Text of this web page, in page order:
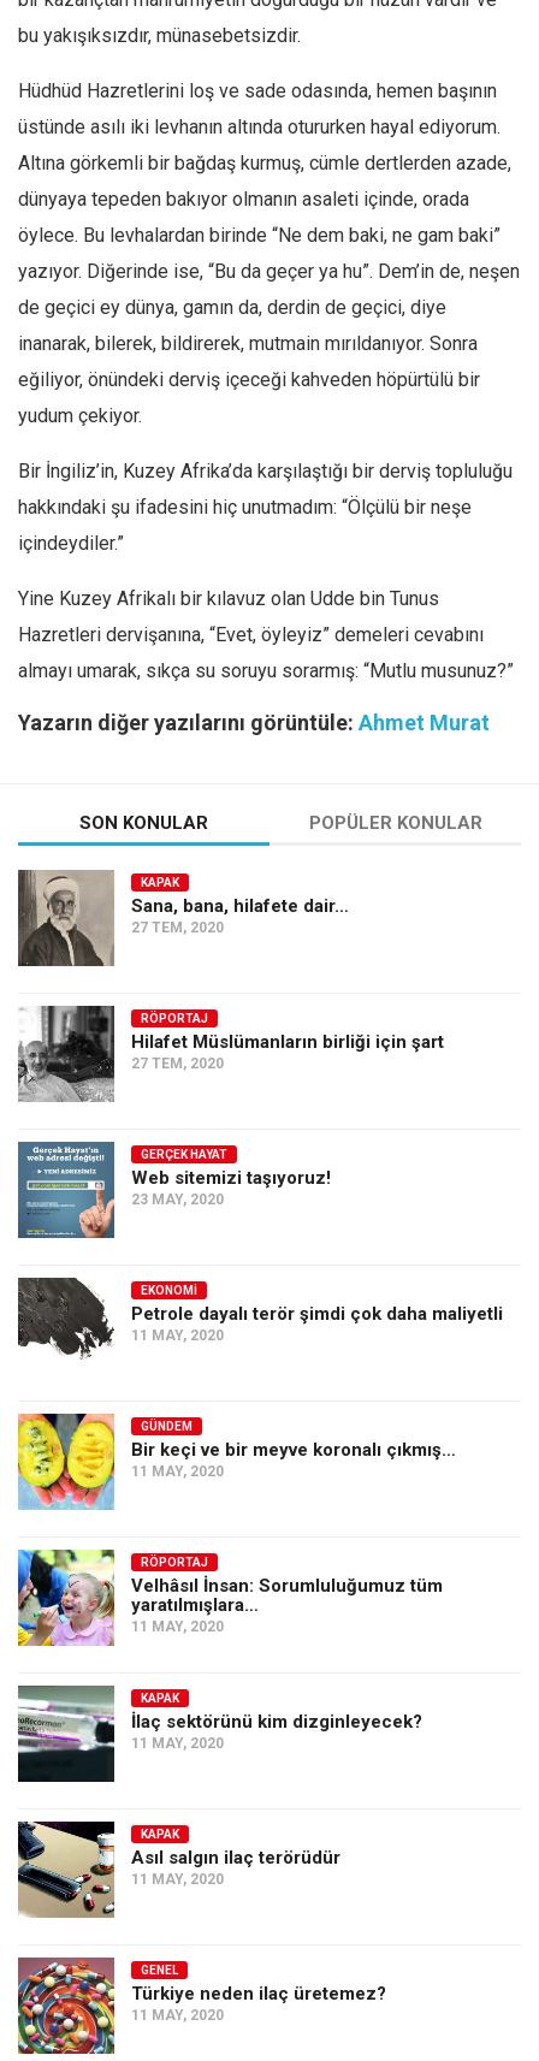
bu yakışıksızdır, münasebetsizdir.
Hüdhüd Hazretlerini loş ve sade odasında, hemen başının
üstünde asılı iki levhanın altında otururken hayal ediyorum.
Altına görkemli bir bağdaş kurmuş, cümle dertlerden azade,
dünyaya tepeden bakıyor olmanın asaleti içinde, orada
öylece. Bu levhalardan birinde “Ne dem baki, ne gam baki”
yazıyor. Diğerinde ise, “Bu da geçer ya hu”. Dem’in de, neşen
de geçici ey dünya, gamın da, derdin de geçici, diye
inanarak, bilerek, bildirerek, mutmain mırıldanıyor. Sonra
eğiliyor, önündeki derviş içeceği kahveden höpürtülü bir
yudum çekiyor.
Bir İngiliz’in, Kuzey Afrika’da karşılaştığı bir derviş topluluğu
hakkındaki şu ifadesini hiç unutmadım: “Ölçülü bir neşe
içindeydiler.”
Yine Kuzey Afrikalı bir kılavuz olan Udde bin Tunus
Hazretleri dervişanına, “Evet, öyleyiz” demeleri cevabını
almayı umarak, sıkça su soruyu sorarmış: “Mutlu musunuz?”
Yazarın diğer yazılarını görüntüle: Ahmet Murat
SON KONULAR POPÜLER KONULAR
KAPAK
Sana, bana, hilafete dair…
27 TEM, 2020
RÖPORTAJ
Hilafet Müslümanların birliği için şart
27 TEM, 2020
GERÇEK HAYAT
Web sitemizi taşıyoruz!
23 MAY, 2020
EKONOMI
Petrole dayalı terör şimdi çok daha maliyetli
11 MAY, 2020
GÜNDEM
Bir keçi ve bir meyve koronalı çıkmış…
11 MAY, 2020
RÖPORTAJ
Velhâsıl İnsan: Sorumluluğumuz tüm
yaratılmışlara…
11 MAY, 2020
KAPAK
İlaç sektörünü kim dizginleyecek?
11 MAY, 2020
KAPAK
Asıl salgın ilaç terörüdür
11 MAY, 2020
GENEL
Türkiye neden ilaç üretemez?
11 MAY, 2020